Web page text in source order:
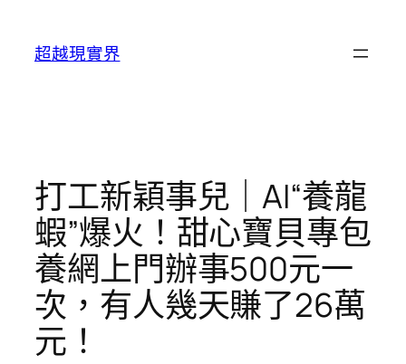
超越現實界
打工新穎事兒｜AI“養龍
蝦”爆火！甜心寶貝專包
養網上門辦事500元一
次，有人幾天賺了26萬
元！